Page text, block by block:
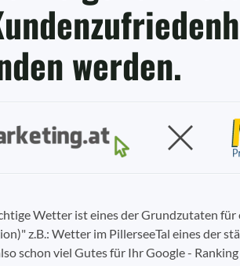
werden.
Wetter ist eines der Grundzutaten
z.B.: Wetter im PillerseeTal eines der
schon viel Gutes für Ihr Google -